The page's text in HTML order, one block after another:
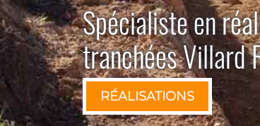
Spécialiste en
tranchées Villard
RÉALISATIONS